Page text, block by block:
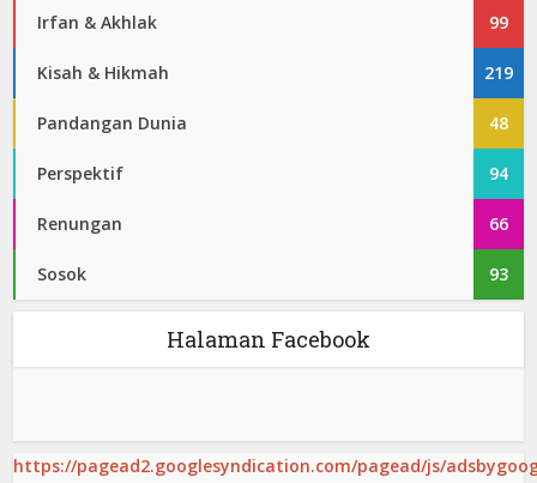
Irfan & Akhlak 99
Kisah & Hikmah 219
Pandangan Dunia 48
Perspektif 94
Renungan 66
Sosok 93
Halaman Facebook
https://pagead2.googlesyndication.com/pagead/js/